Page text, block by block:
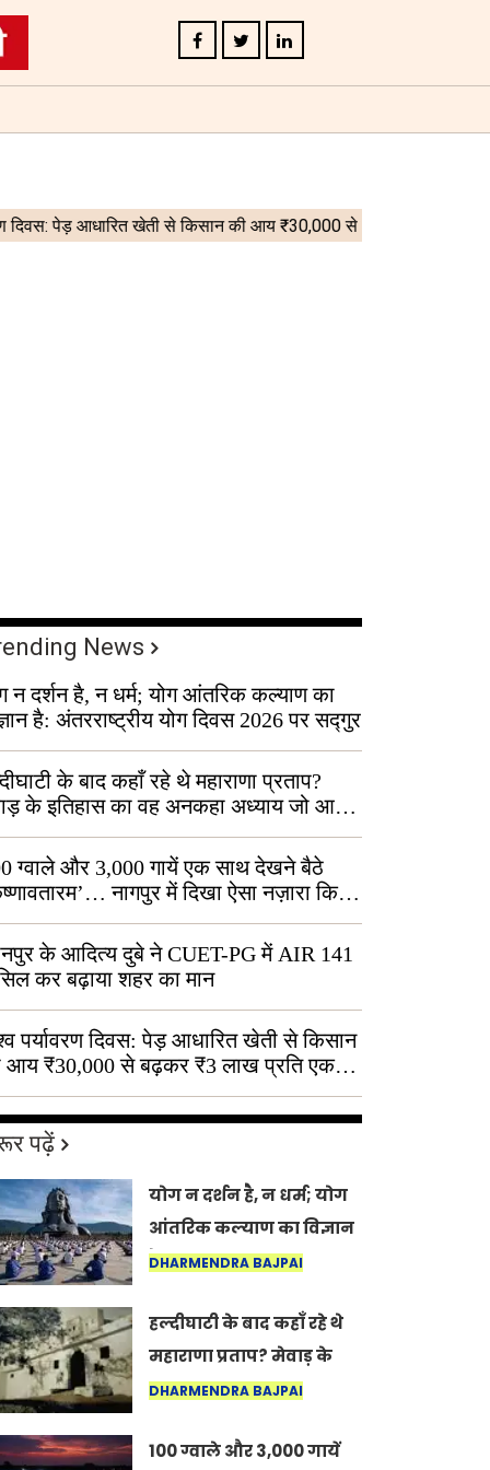
News
न दर्शन है, न धर्म; योग आंतरिक कल्याण का
है: अंतरराष्ट्रीय योग दिवस 2026 पर सद्गुर
के बाद कहाँ रहे थे महाराणा प्रताप?
के इतिहास का वह अनकहा अध्याय जो आज
में जीवित है
ग्वाले और 3,000 गायें एक साथ देखने बैठे
नागपुर में दिखा ऐसा नज़ारा कि
बोले, “ऐसा तो सिर्फ़ कृष्ण ही कर सकते हैं”
के आदित्य दुबे ने CUET-PG में AIR 141
कर बढ़ाया शहर का मान
पर्यावरण दिवस: पेड़ आधारित खेती से किसान
आय ₹30,000 से बढ़कर ₹3 लाख प्रति एकड़
पढ़ें
योग न दर्शन है, न धर्म; योग
आंतरिक कल्याण का विज्ञान
है: अंतरराष्ट्रीय योग दिवस
DHARMENDRA BAJPAI
हल्दीघाटी के बाद कहाँ रहे थे
महाराणा प्रताप? मेवाड़ के
इतिहास का वह अनकहा
में जीवित है
DHARMENDRA BAJPAI
100 ग्वाले और 3,000 गायें